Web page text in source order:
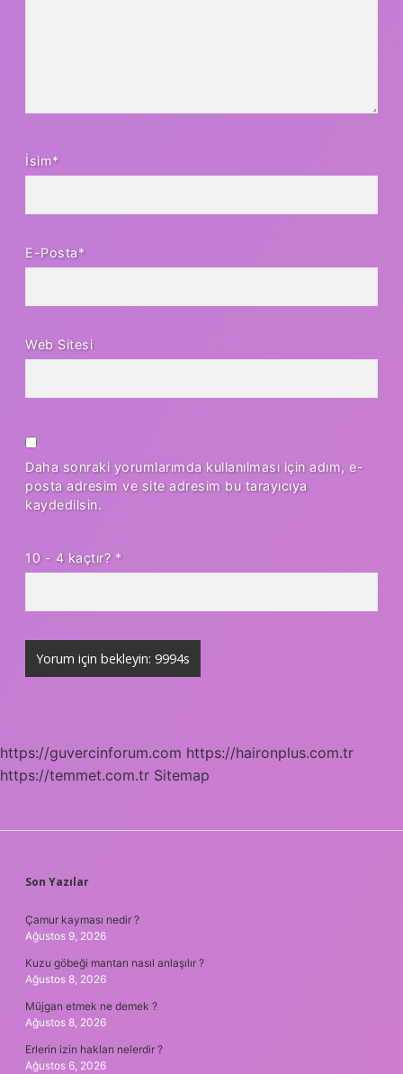
İsim*
E-Posta*
Web Sitesi
Daha sonraki yorumlarımda kullanılması için adım, e-
posta adresim ve site adresim bu tarayıcıya
kaydedilsin.
10 - 4 kaçtır? *
https://guvercinforum.com https://haironplus.com.tr
https://temmet.com.tr Sitemap
SIDEBAR
Son Yazılar
Çamur kayması nedir ?
Ağustos 9, 2026
Kuzu göbeği mantarı nasıl anlaşılır ?
Ağustos 8, 2026
Müjgan etmek ne demek ?
Ağustos 8, 2026
Erlerin izin hakları nelerdir ?
Ağustos 6, 2026